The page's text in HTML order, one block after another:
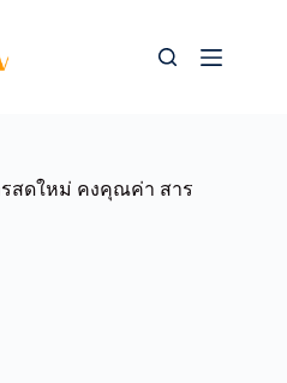
สดใหม่ คงคุณค่า สาร